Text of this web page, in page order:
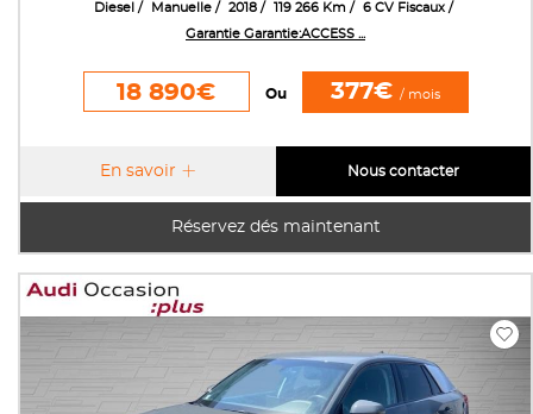
Diesel Manuelle 2018 119 266 Km
6 CV Fiscaux
Garantie Garantie:ACCESS ...
18 890€ Ou 377€ / mois
Réservez dés maintenant
En savoir Nous contacter